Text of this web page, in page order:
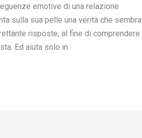
emotive di una relazione
sulla sua pelle una verità che sembra
risposte, al fine di comprendere
Ed aiuta solo in